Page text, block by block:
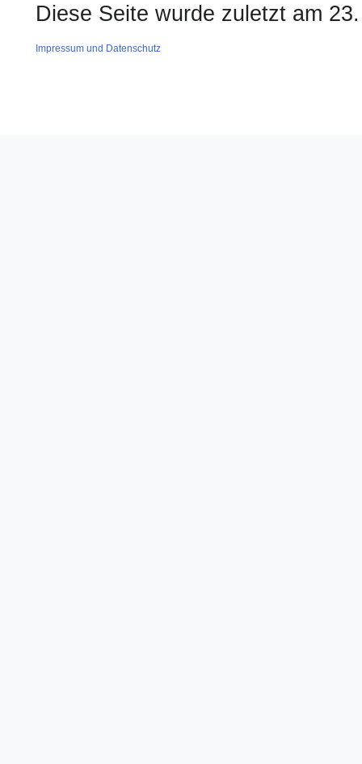
Diese Seite wurde zuletzt am
Impressum und Datenschutz